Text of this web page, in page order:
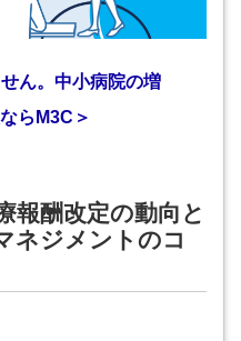
ん。中小病院の増
らM3C＞
酬改定の動向と
ネジメントのコ